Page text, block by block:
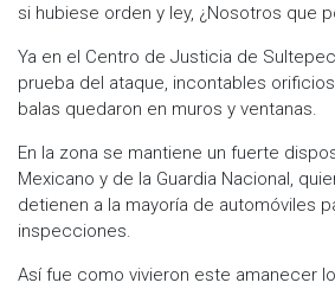
si hubiese orden y ley, ¿Nosotros que
Ya en el Centro de Justicia de
prueba del ataque, incontables
balas quedaron en muros y ventanas.
En la zona se mantiene un fuerte
Mexicano y de la Guardia Nacional,
detienen a la mayoría de automóviles
inspecciones.
Así fue como vivieron este amanecer